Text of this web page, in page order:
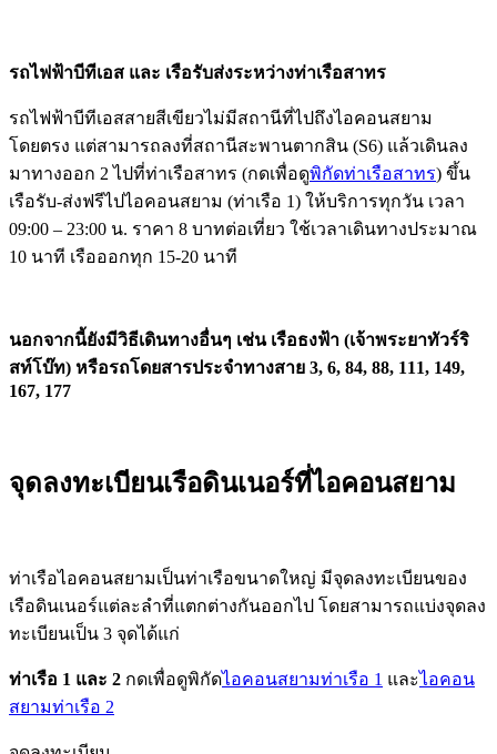
รถไฟฟ้าบีทีเอส และ เรือรับส่งระหว่างท่าเรือสาทร
รถไฟฟ้าบีทีเอสสายสีเขียวไม่มีสถานีที่ไปถึงไอคอนสยาม
โดยตรง แต่สามารถลงที่สถานีสะพานตากสิน (S6) แล้วเดินลง
มาทางออก 2 ไปที่ท่าเรือสาทร (กดเพื่อดูพิกัดท่าเรือสาทร) ขึ้น
เรือรับ-ส่งฟรีไปไอคอนสยาม (ท่าเรือ 1) ให้บริการทุกวัน เวลา
09:00 – 23:00 น. ราคา 8 บาทต่อเที่ยว ใช้เวลาเดินทางประมาณ
10 นาที เรือออกทุก 15-20 นาที
นอกจากนี้ยังมีวิธีเดินทางอื่นๆ เช่น เรือธงฟ้า (เจ้าพระยาทัวร์ริ
สท์โบ๊ท) หรือรถโดยสารประจำทางสาย 3, 6, 84, 88, 111, 149,
167, 177
จุดลงทะเบียนเรือดินเนอร์ที่ไอคอนสยาม
ท่าเรือไอคอนสยามเป็นท่าเรือขนาดใหญ่ มีจุดลงทะเบียนของ
เรือดินเนอร์แต่ละลำที่แตกต่างกันออกไป โดยสามารถแบ่งจุดลง
ทะเบียนเป็น 3 จุดได้แก่
ท่าเรือ 1 และ 2 กดเพื่อดูพิกัดไอคอนสยามท่าเรือ 1 และไอคอน
สยามท่าเรือ 2